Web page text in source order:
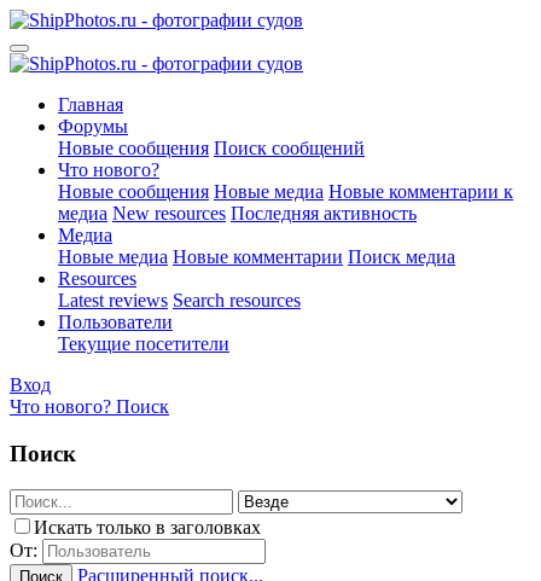
Главная
Форумы
Новые сообщения Поиск сообщений
Что нового?
Новые сообщения Новые медиа Новые комментарии к
медиа New resources Последняя активность
Медиа
Новые медиа Новые комментарии Поиск медиа
Resources
Latest reviews Search resources
Пользователи
Текущие посетители
Вход
Что нового? Поиск
Поиск
Искать только в заголовках
От:
Поиск Расширенный поиск...